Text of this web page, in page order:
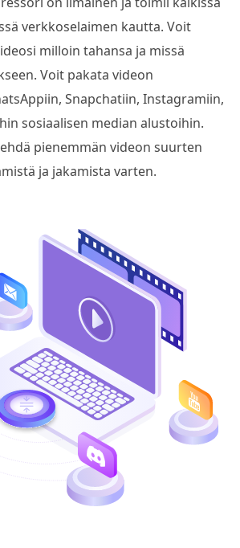
verkkoselaimen kautta. Voit
milloin tahansa ja missä
Voit pakata videon
Snapchatiin, Instagramiin,
sosiaalisen median alustoihin.
pienemmän videon suurten
ja jakamista varten.